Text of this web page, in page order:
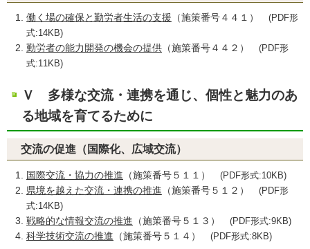
働く場の確保と勤労者生活の支援 （施策番号４４１） (PDF形
式:14KB)
勤労者の能力開発の機会の提供 （施策番号４４２） (PDF形
式:11KB)
Ｖ 多様な交流・連携を通じ、個性と魅力のあ
る地域を育てるために
交流の促進（国際化、広域交流）
国際交流・協力の推進 （施策番号５１１） (PDF形式:10KB)
県境を越えた交流・連携の推進 （施策番号５１２） (PDF形
式:14KB)
戦略的な情報交流の推進 （施策番号５１３） (PDF形式:9KB)
科学技術交流の推進 （施策番号５１４） (PDF形式:8KB)